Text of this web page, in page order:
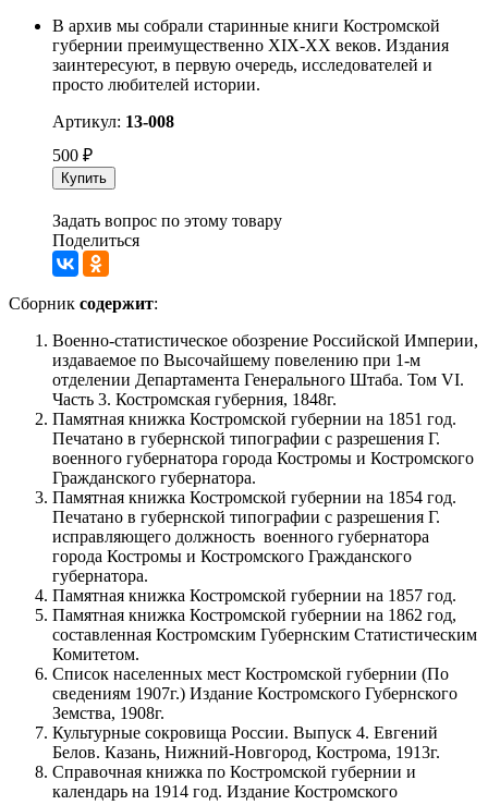
В архив мы собрали старинные книги Костромской
губернии преимущественно XIX-ХХ веков. Издания
заинтересуют, в первую очередь, исследователей и
просто любителей истории.
Артикул: 13-008
500 ₽
Купить
Задать вопрос по этому товару
Поделиться
Сборник содержит:
Военно-статистическое обозрение Российской Империи,
издаваемое по Высочайшему повелению при 1-м
отделении Департамента Генерального Штаба. Том VI.
Часть 3. Костромская губерния, 1848г.
Памятная книжка Костромской губернии на 1851 год.
Печатано в губернской типографии с разрешения Г.
военного губернатора города Костромы и Костромского
Гражданского губернатора.
Памятная книжка Костромской губернии на 1854 год.
Печатано в губернской типографии с разрешения Г.
исправляющего должность военного губернатора
города Костромы и Костромского Гражданского
губернатора.
Памятная книжка Костромской губернии на 1857 год.
Памятная книжка Костромской губернии на 1862 год,
составленная Костромским Губернским Статистическим
Комитетом.
Список населенных мест Костромской губернии (По
сведениям 1907г.) Издание Костромского Губернского
Земства, 1908г.
Культурные сокровища России. Выпуск 4. Евгений
Белов. Казань, Нижний-Новгород, Кострома, 1913г.
Справочная книжка по Костромской губернии и
календарь на 1914 год. Издание Костромского